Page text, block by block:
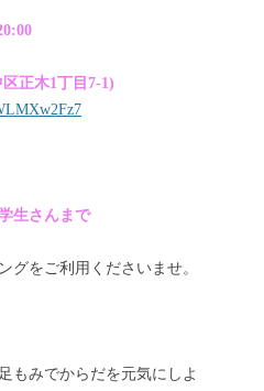
正木1丁目7-1)
生さんまで
グをご利用くださいませ。
もみでからだを元気にしよ